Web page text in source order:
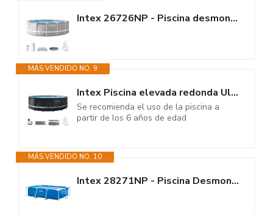
Intex 26726NP - Piscina desmontable redonda prisma frame intex 457x122 con...
MÁS VENDIDO NO. 9
Intex Piscina elevada redonda Ultra XTR Frame 549x132 cm con depuradora...
Se recomienda el uso de la piscina a
partir de los 6 años de edad
MÁS VENDIDO NO. 10
Intex 28271NP - Piscina Desmontable Small Frame 260 x 160 x 65 cm, 2.282...